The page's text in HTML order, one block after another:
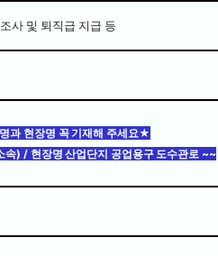
사 및 퇴직급 지급 등
과 현장명 꼭 기재해 주세요★
) / 현장명 산업단지 공업용구 도수관로 ~~